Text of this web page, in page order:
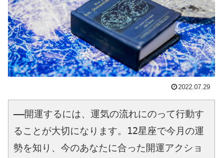
2022.07.29
――開運するには、運気の流れにのって行動す
ることが大切になります。12星座で今月の運
勢を知り、今のあなたに合った開運アクショ